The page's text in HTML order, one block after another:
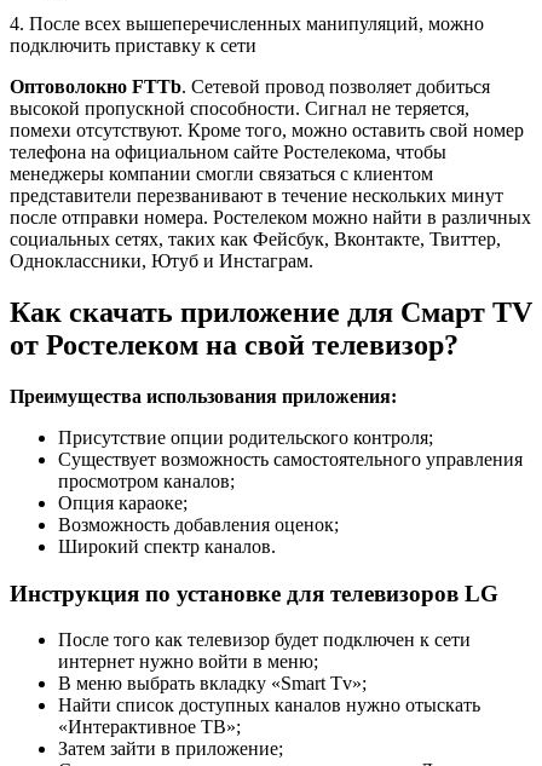
4. После всех вышеперечисленных манипуляций, можно
подключить приставку к сети
Оптоволокно FTTb. Сетевой провод позволяет добиться
высокой пропускной способности. Сигнал не теряется,
помехи отсутствуют. Кроме того, можно оставить свой номер
телефона на официальном сайте Ростелекома, чтобы
менеджеры компании смогли связаться с клиентом
представители перезванивают в течение нескольких минут
после отправки номера. Ростелеком можно найти в различных
социальных сетях, таких как Фейсбук, Вконтакте, Твиттер,
Одноклассники, Ютуб и Инстаграм.
Как скачать приложение для Смарт TV
от Ростелеком на свой телевизор?
Преимущества использования приложения:
Присутствие опции родительского контроля;
Существует возможность самостоятельного управления
просмотром каналов;
Опция караоке;
Возможность добавления оценок;
Широкий спектр каналов.
Инструкция по установке для телевизоров LG
После того как телевизор будет подключен к сети
интернет нужно войти в меню;
В меню выбрать вкладку «Smart Tv»;
Найти список доступных каналов нужно отыскать
«Интерактивное ТВ»;
Затем зайти в приложение;